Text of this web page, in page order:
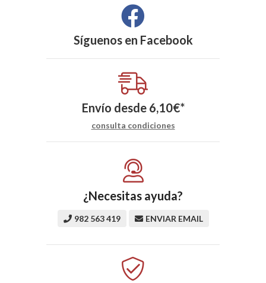
Síguenos en Facebook
Envío desde 6,10€*
consulta condiciones
¿Necesitas ayuda?
982 563 419 ENVIAR EMAIL